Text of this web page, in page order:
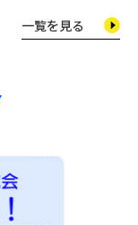
一覧を見る